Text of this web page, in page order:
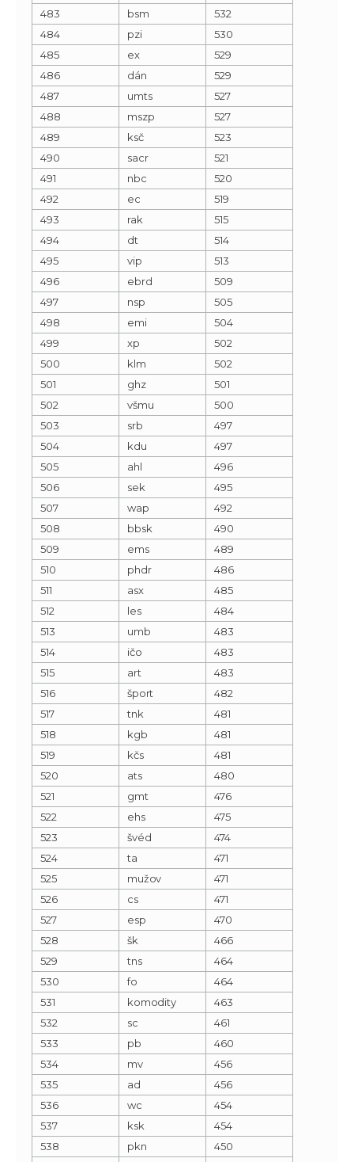
483
bsm
532
484
pzi
530
485
ex
529
486
dán
529
487
umts
527
488
mszp
527
489
ksč
523
490
sacr
521
491
nbc
520
492
ec
519
493
rak
515
494
dt
514
495
vip
513
496
ebrd
509
497
nsp
505
498
emi
504
499
xp
502
500
klm
502
501
ghz
501
502
všmu
500
503
srb
497
504
kdu
497
505
ahl
496
506
sek
495
507
wap
492
508
bbsk
490
509
ems
489
510
phdr
486
511
asx
485
512
les
484
513
umb
483
514
ičo
483
515
art
483
516
šport
482
517
tnk
481
518
kgb
481
519
kčs
481
520
ats
480
521
gmt
476
522
ehs
475
523
švéd
474
524
ta
471
525
mužov
471
526
cs
471
527
esp
470
528
šk
466
529
tns
464
530
fo
464
531
komodity
463
532
sc
461
533
pb
460
534
mv
456
535
ad
456
536
wc
454
537
ksk
454
538
pkn
450